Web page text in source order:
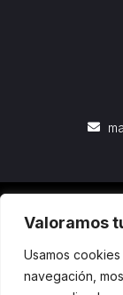
Valoramos
Usamos
navegación,
